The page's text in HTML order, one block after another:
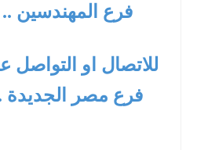
فرع المهندسين
للاتصال او التواصل
فرع مصر الجديدة